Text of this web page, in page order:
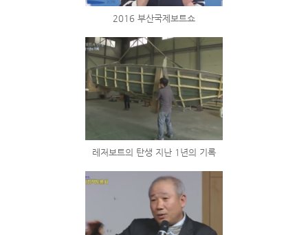
2016 부산국제보트쇼
레저보트의 탄생 지난 1년의 기록